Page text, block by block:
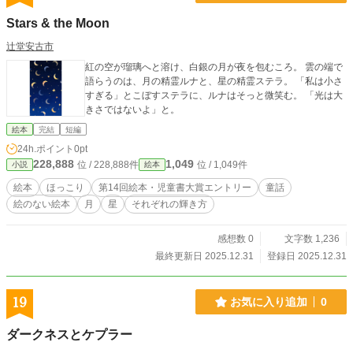
Stars & the Moon
辻堂安古市
紅の空が瑠璃へと溶け、白銀の月が夜を包むころ。 雲の端で
語らうのは、月の精霊ルナと、星の精霊ステラ。 「私は小さ
すぎる」とこぼすステラに、ルナはそっと微笑む。 「光は大
きさではないよ」と。
絵本 完結 短編
24h.ポイント 0pt
小説 228,888 位 / 228,888件 絵本 1,049 位 / 1,049件
絵本 ほっこり 第14回絵本・児童書大賞エントリー
童話
絵のない絵本
月 星 それぞれの輝き方
感想数 0
文字数 1,236
最終更新日 2025.12.31
登録日 2025.12.31
19 お気に入り追加 0
ダークネスとケプラー